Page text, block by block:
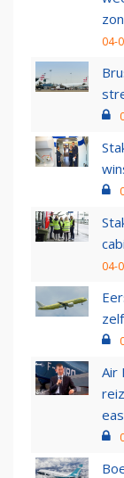
04-
04-
Air